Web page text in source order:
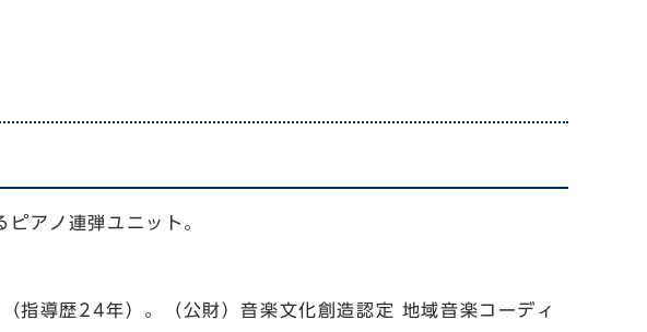
アノ連弾ユニット。
指導歴24年）。（公財）音楽文化創造認定 地域音楽コーディ